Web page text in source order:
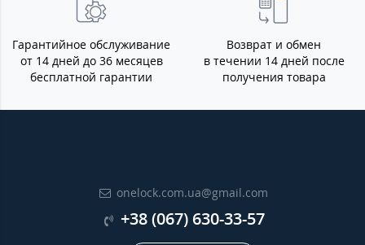
Гарантийное обслуживание
от 14 дней до 36 месяцев
бесплатной гарантии
Возврат и обмен
в течении 14 дней после
получения товара
onelock.com.ua@gmail.com
+38 (067) 630-33-57